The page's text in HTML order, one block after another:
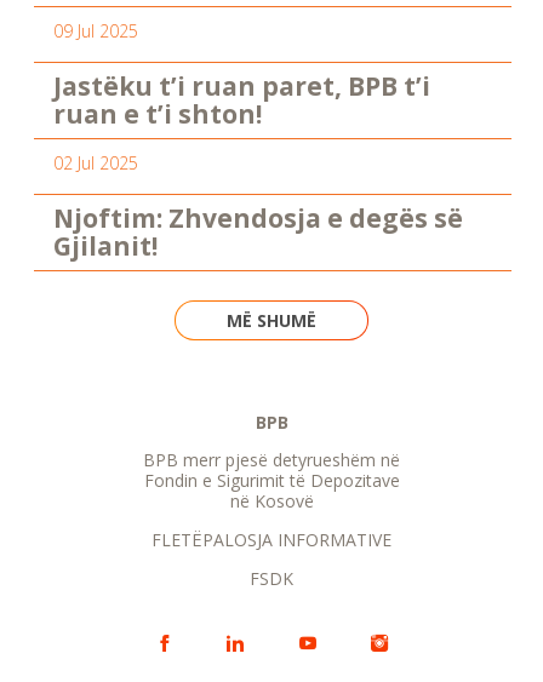
09 Jul 2025
Jastëku t’i ruan paret, BPB t’i
ruan e t’i shton!
02 Jul 2025
Njoftim: Zhvendosja e degës së
Gjilanit!
MË SHUMË
BPB
BPB merr pjesë detyrueshëm në
Fondin e Sigurimit të Depozitave
në Kosovë
FLETËPALOSJA INFORMATIVE
FSDK